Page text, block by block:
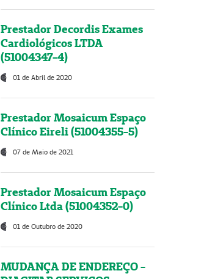
Prestador Decordis Exames
Cardiológicos LTDA
(51004347-4)
01 de Abril de 2020
Prestador Mosaicum Espaço
Clínico Eireli (51004355-5)
07 de Maio de 2021
Prestador Mosaicum Espaço
Clínico Ltda (51004352-0)
01 de Outubro de 2020
MUDANÇA DE ENDEREÇO -